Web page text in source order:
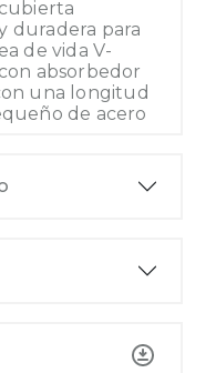
duradera para
de vida V-
absorbedor
una longitud
de acero